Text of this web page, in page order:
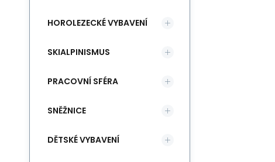
HOROLEZECKÉ VYBAVENÍ
SKIALPINISMUS
PRACOVNÍ SFÉRA
SNĚŽNICE
DĚTSKÉ VYBAVENÍ